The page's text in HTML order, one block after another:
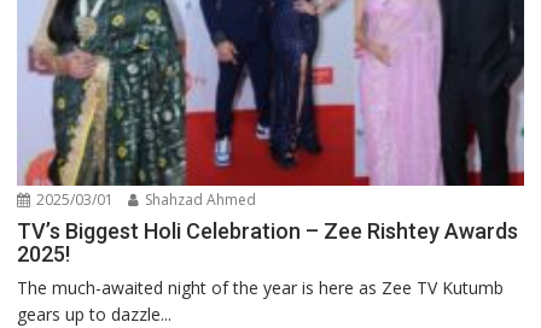
2025/03/01 Shahzad Ahmed
TV’s Biggest Holi Celebration – Zee Rishtey Awards
2025!
The much-awaited night of the year is here as Zee TV Kutumb
gears up to dazzle...